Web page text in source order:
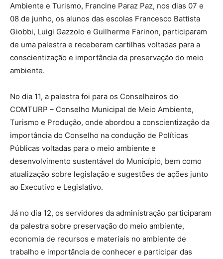
Ambiente e Turismo, Francine Paraz Paz, nos dias 07 e
08 de junho, os alunos das escolas Francesco Battista
Giobbi, Luigi Gazzolo e Guilherme Farinon, participaram
de uma palestra e receberam cartilhas voltadas para a
conscientização e importância da preservação do meio
ambiente.
No dia 11, a palestra foi para os Conselheiros do
COMTURP – Conselho Municipal de Meio Ambiente,
Turismo e Produção, onde abordou a conscientização da
importância do Conselho na condução de Políticas
Públicas voltadas para o meio ambiente e
desenvolvimento sustentável do Município, bem como
atualização sobre legislação e sugestões de ações junto
ao Executivo e Legislativo.
Já no dia 12, os servidores da administração participaram
da palestra sobre preservação do meio ambiente,
economia de recursos e materiais no ambiente de
trabalho e importância de conhecer e participar das